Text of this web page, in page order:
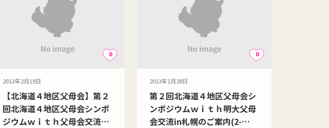
0
2013年2月19日
【北海道４地区父母会】第２
回北海道４地区父母会シンポ
ジウムｗｉｔｈ父母会交流ｉ
0
2013年1月28日
第２回北海道４地区父母会シ
ンポジウムｗｉｔｈ明大父母
会交流in札幌のご案内(2-